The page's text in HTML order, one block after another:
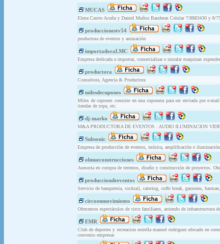
MUCAS
Elena Castro Acuña y Daniel Muñoz Banderas Celular 7/8883430 y 8/
produccionestv54
productora de eventos y animación
importadoraLMC
Empresa dedicada a importar, comercializar e instalar maquinas
productora
Consultora, Agencia & Productora
milesdecupones
Miles de cupones consiste en una cuponera para ser enviada por e-
tiendas de ropa, etc.
dj-marko
M&A PRODUCTORA DE EVENTOS : AUDIO ILUMINACION
Subsonic
Empresa de producción de eventos, música, amplificación e
olmueconstrucciones
Asesoria en compra de terrenos, diseño y construcción de proyectos.
producciondeeventos
Servicio de banqueteia, cocktail, catering, coffe break, garzones,
circoenmovimiento
Ofrecemos espectáculos de circo familiares, arriendo de infraestructura
EMR
Club de deportes y recreacion estrella manuel rodriguez ubicado en
convenio empresas